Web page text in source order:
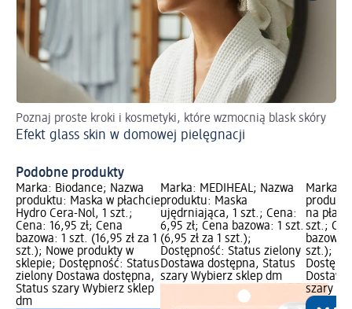
Poznaj proste kroki i kosmetyki, które wzmocnią blask skóry
Efekt glass skin w domowej pielęgnacji
Podobne produkty
Marka: Biodance; Nazwa
produktu: Maska w płachcie
Hydro Cera-Nol, 1 szt.;
Cena: 16,95 zł; Cena
bazowa: 1 szt. (16,95 zł za 1
szt.); Nowe produkty w
sklepie; Dostępność: Status
zielony Dostawa dostępna,
Status szary Wybierz sklep
dm
Marka: MEDIHEAL; Nazwa
produktu: Maska
ujędrniająca, 1 szt.; Cena:
6,95 zł; Cena bazowa: 1 szt.
(6,95 zł za 1 szt.);
Dostępność: Status zielony
Dostawa dostępna, Status
szary Wybierz sklep dm
Marka:
na
szt.;
bazowa:
szt.);
szary